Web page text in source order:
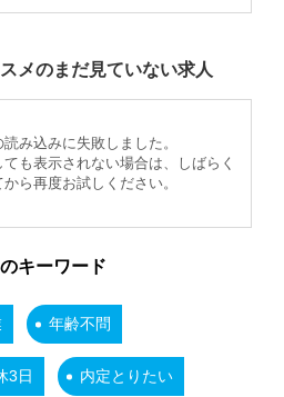
メのまだ見ていない求人
み込みに失敗しました。
も表示されない場合は、しばらく
ら再度お試しください。
キーワード
年齢不問
3日 内定とりたい